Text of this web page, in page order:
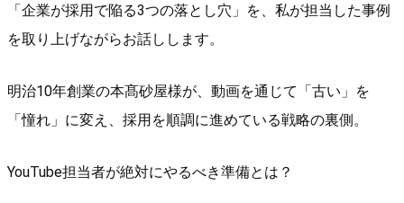
「企業が採用で陥る3つの落とし穴」を、私が担当した事例
を取り上げながらお話しします。
明治10年創業の本髙砂屋様が、動画を通じて「古い」を
「憧れ」に変え、採用を順調に進めている戦略の裏側。
YouTube担当者が絶対にやるべき準備とは？